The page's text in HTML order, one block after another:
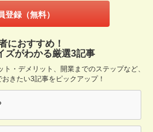
登録（無料）
におすすめ！
ズがわかる厳選3記事
・デメリット、開業までのステップなど、
きたい3記事をピックアップ！